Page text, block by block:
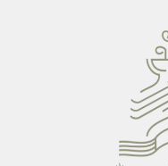
Unsubscribe auctions
Vores nye SBMU Auktion